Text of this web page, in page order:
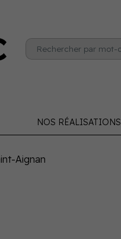
NOS RÉALISATIONS
Aignan